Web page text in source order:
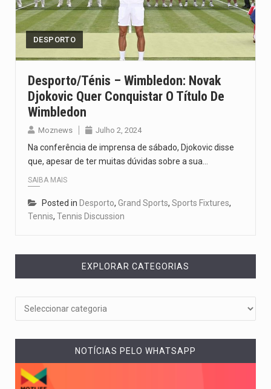
Segundo as autoridades canadianas, mais de 200 incêndios florestais continuam…
Cover photo suggestion (in English): A police officer outside a…
DESPORTO
Desporto/Ténis – Wimbledon: Novak
Djokovic Quer Conquistar O Título De
Wimbledon
Moznews Julho 2, 2024
Na conferência de imprensa de sábado, Djokovic disse
que, apesar de ter muitas dúvidas sobre a sua…
SAIBA MAIS
Posted in Desporto, Grand Sports, Sports Fixtures,
Tennis, Tennis Discussion
EXPLORAR CATEGORIAS
NOTÍCIAS PELO WHATSAPP